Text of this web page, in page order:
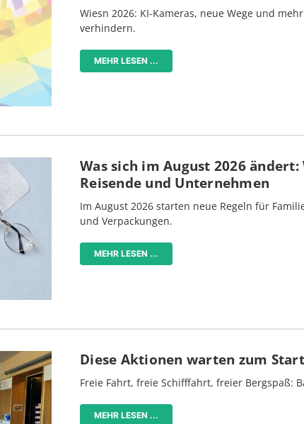
Wiesn 2026: KI-Kameras, neue Wege und
verhindern.
MEHR LESEN ...
Was sich im August 2026
Reisende und Unternehmen
Im August 2026 starten neue Regeln für
und Verpackungen.
MEHR LESEN ...
Diese Aktionen warten zum
Freie Fahrt, freie Schifffahrt, freier Bergspaß:
MEHR LESEN ...